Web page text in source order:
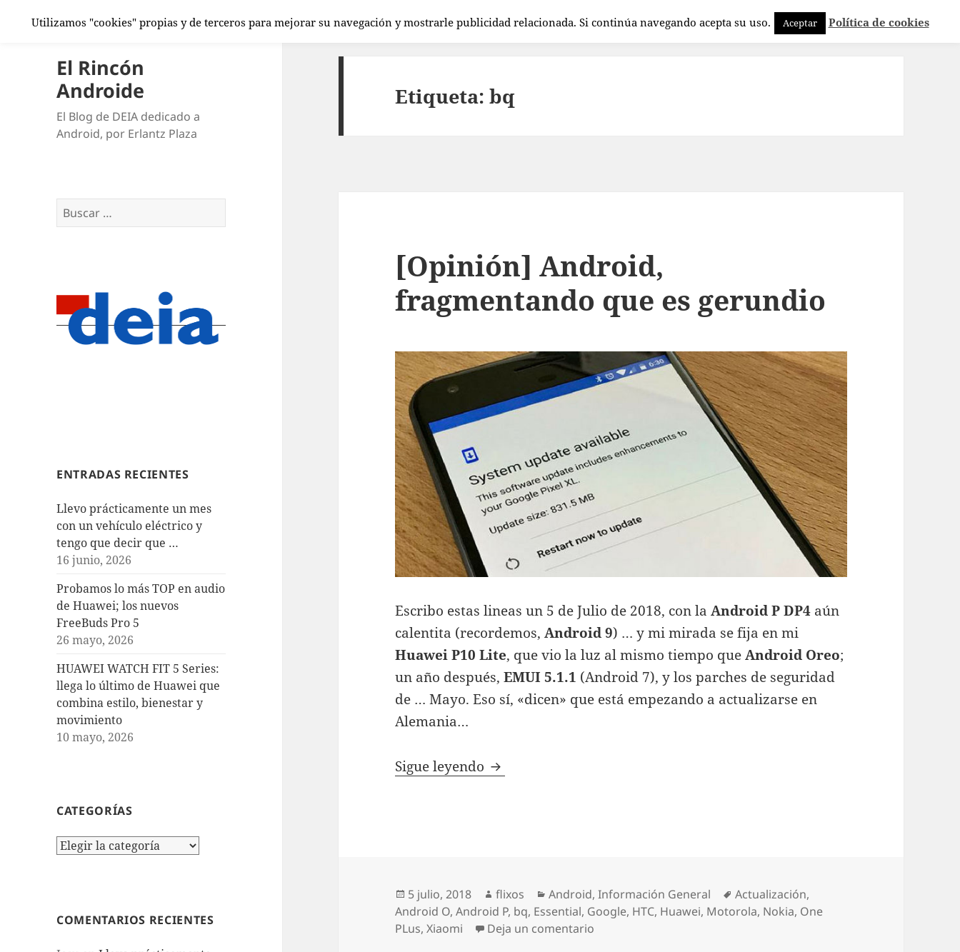
El Rincón
Androide
El Blog de DEIA dedicado a
Android, por Erlantz Plaza
Buscar:
ENTRADAS RECIENTES
Llevo prácticamente un mes
con un vehículo eléctrico y
tengo que decir que …
16 junio, 2026
Probamos lo más TOP en audio
de Huawei; los nuevos
FreeBuds Pro 5
26 mayo, 2026
HUAWEI WATCH FIT 5 Series:
llega lo último de Huawei que
combina estilo, bienestar y
movimiento
10 mayo, 2026
CATEGORÍAS
Categorías
COMENTARIOS RECIENTES
Etiqueta:bq
[Opinión] Android,
fragmentando que es gerundio
Escribo estas lineas un 5 de Julio de 2018, con laAndroid P DP4 aún
calentita (recordemos,Android 9) … y mi mirada se fija en mi
Huawei P10 Lite, que vio la luz al mismo tiempo queAndroid Oreo;
un año después, EMUI 5.1.1 (Android 7), y los parches de seguridad
de … Mayo. Eso sí, «dicen» que está empezando a actualizarse en
Alemania…
Sigue leyendo [Opinión] Android, fragmentando que es gerundio
Publicado
el
5 julio, 2018 Autor
flixos Categorías
Android,Información General Etiquetas
Actualización,
Android O,Android P, bq, Essential, Google, HTC, Huawei, Motorola, Nokia, One
PLus,Xiaomi Deja un comentario
Utilizamos "cookies" propias y de terceros para mejorar su navegación y mostrarle publicidad relacionada. Si continúa navegando acepta su uso. Aceptar Política de cookies